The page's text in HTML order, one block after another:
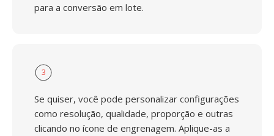
para a conversão em lote.
3
Se quiser, você pode personalizar configurações
como resolução, qualidade, proporção e outras
clicando no ícone de engrenagem. Aplique-as a